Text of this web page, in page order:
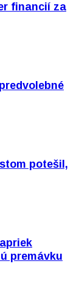
financií za
potešil,
premávku